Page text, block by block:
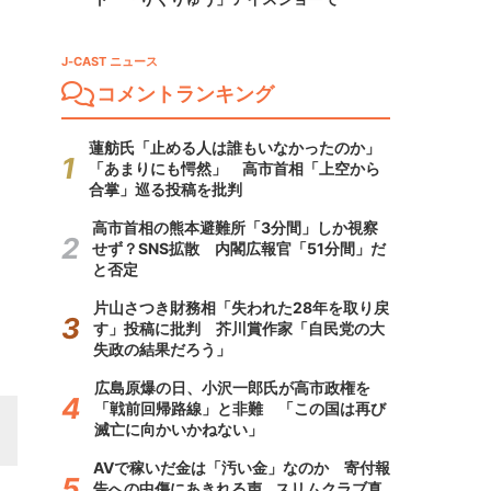
J-CAST ニュース
コメントランキング
蓮舫氏「止める人は誰もいなかったのか」
「あまりにも愕然」 高市首相「上空から
合掌」巡る投稿を批判
高市首相の熊本避難所「3分間」しか視察
せず？SNS拡散 内閣広報官「51分間」だ
と否定
片山さつき財務相「失われた28年を取り戻
す」投稿に批判 芥川賞作家「自民党の大
失政の結果だろう」
広島原爆の日、小沢一郎氏が高市政権を
「戦前回帰路線」と非難 「この国は再び
滅亡に向かいかねない」
AVで稼いだ金は「汚い金」なのか 寄付報